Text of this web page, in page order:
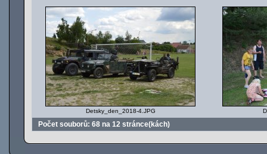
Detsky_den_2018-4.JPG
Počet souborů: 68 na 12 stránce(kách)